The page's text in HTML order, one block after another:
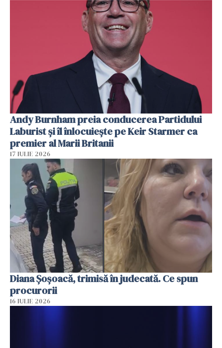
Andy Burnham preia conducerea Partidului
Laburist și îl înlocuiește pe Keir Starmer ca
premier al Marii Britanii
17 IULIE 2026
Diana Șoșoacă, trimisă în judecată. Ce spun
procurorii
16 IULIE 2026